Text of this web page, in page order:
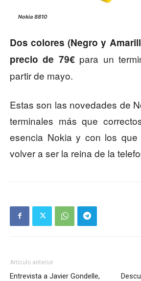
Nokia 8810
Dos colores (Negro y
precio de 79€para un
partir de mayo.
Estas son las novedades de
terminales más que
esencia Nokia y con los que
volver a ser la reina de la
Artículo anterior
Entrevista a Javier Gondelle,